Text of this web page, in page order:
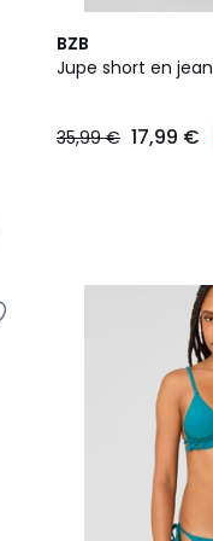
BZB
Jupe short en jean
35,99 € 17,99 €